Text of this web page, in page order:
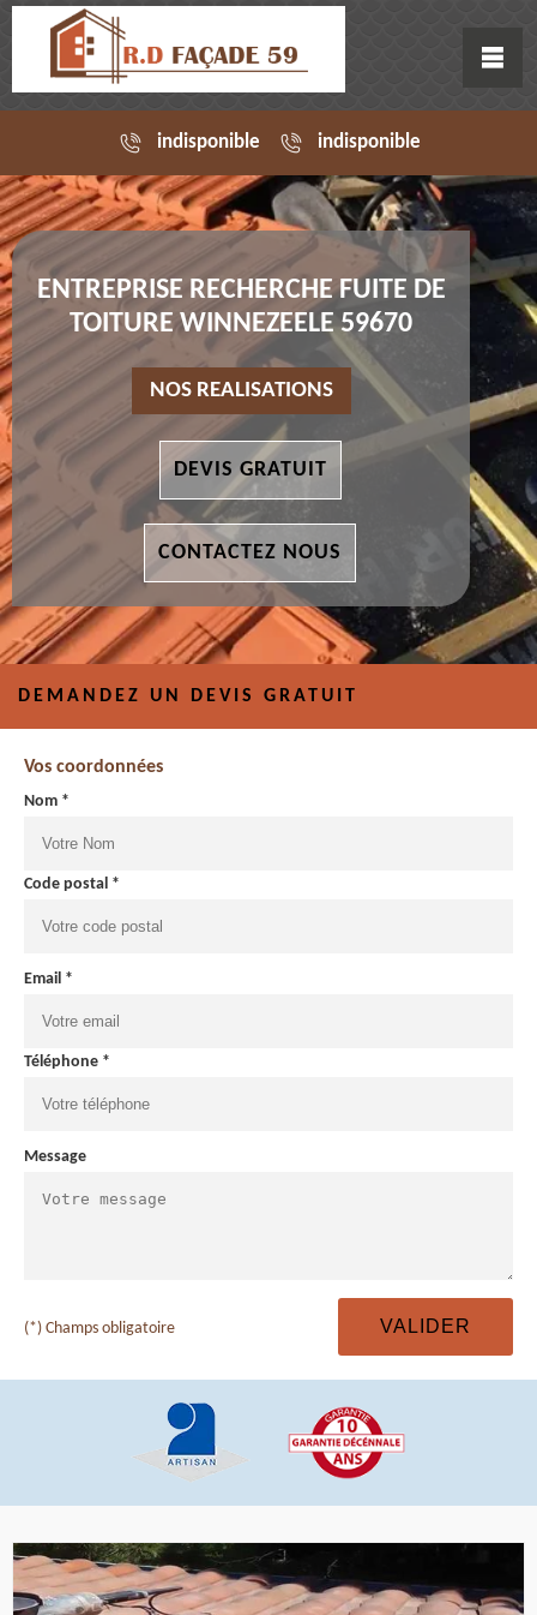
indisponible indisponible
ENTREPRISE RECHERCHE FUITE DE
TOITURE WINNEZEELE 59670
NOS REALISATIONS
DEVIS GRATUIT
CONTACTEZ NOUS
DEMANDEZ UN DEVIS GRATUIT
Vos coordonnées
Nom *
Code postal *
Email *
Téléphone *
Message
(*) Champs obligatoire